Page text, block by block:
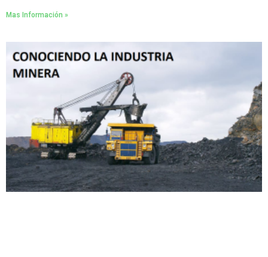
Mas Información »